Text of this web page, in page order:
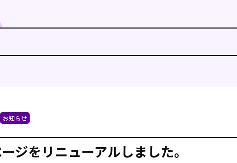
お知らせ
ジをリニューアルしました。